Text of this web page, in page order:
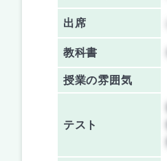
出席
教科書
授業の雰囲気
テスト